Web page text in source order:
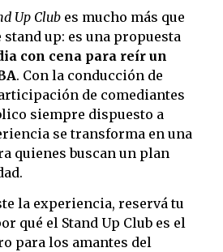
Up Club es mucho más que
stand up: es una propuesta
con cena para reír un
. Con la conducción de
de comediantes
siempre dispuesto a
se transforma en una
quienes buscan un plan
la experiencia, reservá tu
qué el Stand Up Club es el
para los amantes del